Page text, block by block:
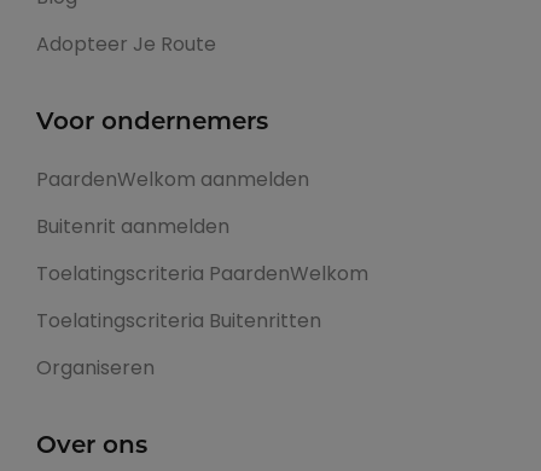
Adopteer Je Route
Voor ondernemers
PaardenWelkom aanmelden
Buitenrit aanmelden
Toelatingscriteria PaardenWelkom
Toelatingscriteria Buitenritten
Organiseren
Over ons